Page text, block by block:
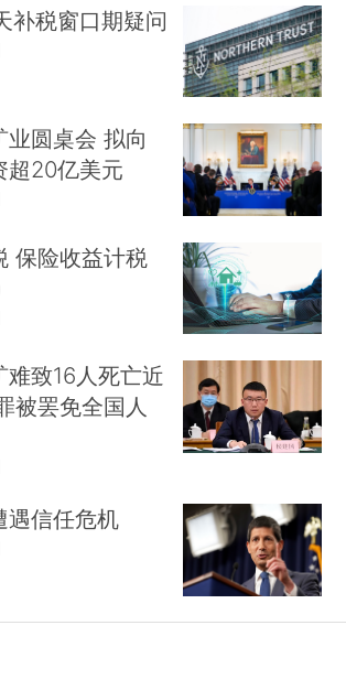
补税窗口期疑问
圆桌会 拟向
超20亿美元
保险收益计税
难致16人死亡近
被罢免全国人
遇信任危机